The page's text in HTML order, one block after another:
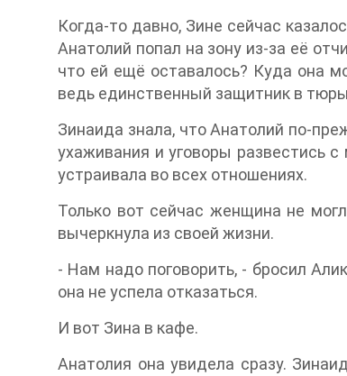
Когда-то давно, Зине сейчас
Анатолий попал на зону из-за её
что ей ещё оставалось? Куда она
ведь единственный защитник в
Зинаида знала, что Анатолий по-
ухаживания и уговоры развестись
устраивала во всех отношениях.
Только вот сейчас женщина не
вычеркнула из своей жизни.
- Нам надо поговорить, - бросил
она не успела отказаться.
И вот Зина в кафе.
Анатолия она увидела сразу.